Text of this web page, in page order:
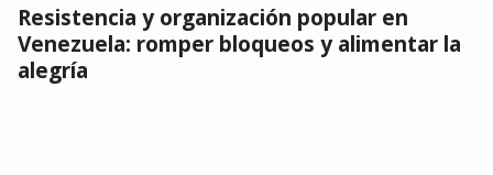
Resistencia y organización popular en
Venezuela: romper bloqueos y alimentar la
alegría